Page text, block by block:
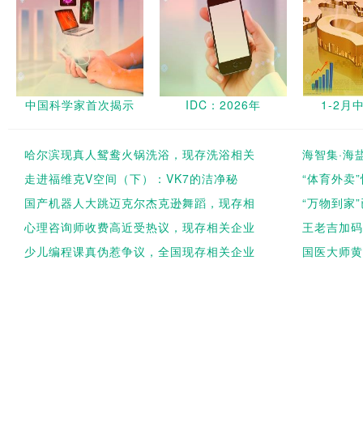
中国科学家首次揭示 IDC：2026年 1-2月
哈尔滨现真人鸳鸯火锅洗浴，现存洗浴相关
海智集·海
走进福维克V空间（下）：VK7的洁净秘
“体育外卖
国产机器人大跳迈克尔杰克逊舞蹈，现存相
“万物到家
心理咨询师收费高近受热议，现存相关企业
王老吉加
少儿编程课真伪惹争议，全国现存相关企业
国医大师